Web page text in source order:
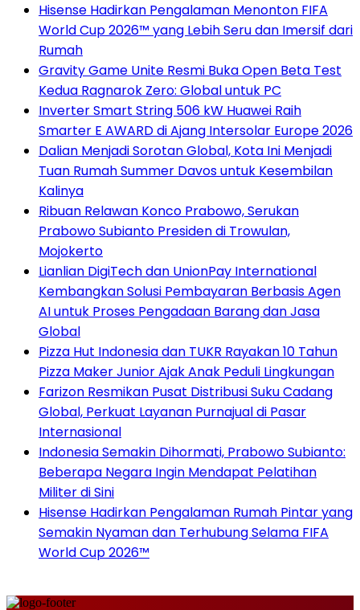
Hisense Hadirkan Pengalaman Menonton FIFA
World Cup 2026™ yang Lebih Seru dan Imersif dari
Rumah
Gravity Game Unite Resmi Buka Open Beta Test
Kedua Ragnarok Zero: Global untuk PC
Inverter Smart String 506 kW Huawei Raih
Smarter E AWARD di Ajang Intersolar Europe 2026
Dalian Menjadi Sorotan Global, Kota Ini Menjadi
Tuan Rumah Summer Davos untuk Kesembilan
Kalinya
Ribuan Relawan Konco Prabowo, Serukan
Prabowo Subianto Presiden di Trowulan,
Mojokerto
Lianlian DigiTech dan UnionPay International
Kembangkan Solusi Pembayaran Berbasis Agen
AI untuk Proses Pengadaan Barang dan Jasa
Global
Pizza Hut Indonesia dan TUKR Rayakan 10 Tahun
Pizza Maker Junior Ajak Anak Peduli Lingkungan
Farizon Resmikan Pusat Distribusi Suku Cadang
Global, Perkuat Layanan Purnajual di Pasar
Internasional
Indonesia Semakin Dihormati, Prabowo Subianto:
Beberapa Negara Ingin Mendapat Pelatihan
Militer di Sini
Hisense Hadirkan Pengalaman Rumah Pintar yang
Semakin Nyaman dan Terhubung Selama FIFA
World Cup 2026™